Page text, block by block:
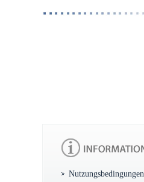
Nutzungsbedingungen